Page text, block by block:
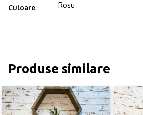
Culoare Rosu
Produse similare